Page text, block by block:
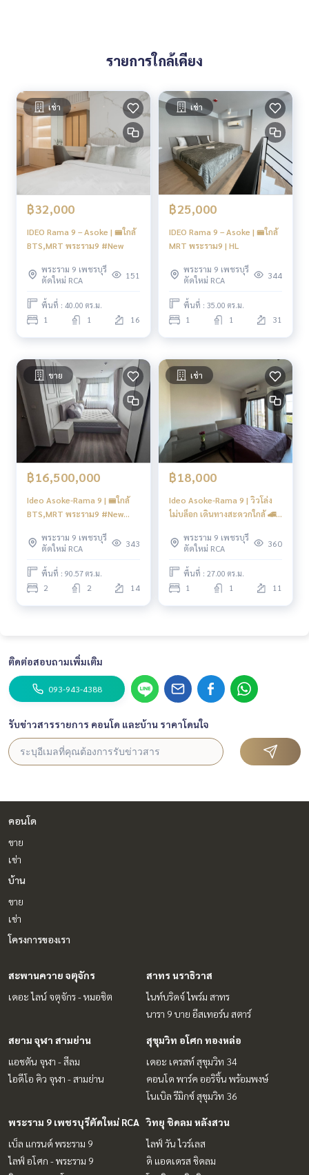
Residential
Garden
ชั้น 9-34
Residential
ชั้น 35-36
Swimming Pool ระบบเกลือ ความยาว 40 เมตร
Social Club (Co-Working Space, Boxing Area)
Amphitheater
Co-Living Area
ชั้นดาดฟ้า
Roof Garden
----------------------------------------
You can inbox or dm to ask more information, It’s my pleas
ure to give.
Tel :093-943-4388
LINE ID : @BPP2019
#เช่าคอนโดIDEO
#คอนโดให้เช่าRama9
#คอนโดใกล้รถไฟฟ้า
#คอนโดอโศก
#คอนโดให้เช่าอโศก
#เช่าคอนโดIdeoRama9
#คอนโดใกล้BTS
#เช่าคอนโดใกล้สถานีRama9
#IDEOforRent
#CondoNearMRT
#RentCondoAsoke
#RentCondoInBangkok
รายการใกล้เคียง
เช่า
฿32,000
IDEO Rama 9 – Asoke | 🚝ใกล้
BTS,MRT พระราม9 #New
พระราม 9 เพชรบุรี
ตัดใหม่ RCA
151
พื้นที่ : 40.00 ตร.ม.
1 1 16
เช่า
฿25,000
IDEO Rama 9 – Asoke | 🚝ใกล้
MRT พระราม9 | HL
พระราม 9 เพชรบุรี
ตัดใหม่ RCA
344
พื้นที่ : 35.00 ตร.ม.
1 1 31
ขาย
฿16,500,000
Ideo Asoke-Rama 9 | 🚝ใกล้
BTS,MRT พระราม9 #New
พระราม 9 เพชรบุรี
ตัดใหม่ RCA
343
พื้นที่ : 90.57 ตร.ม.
2 2 14
เช่า
฿18,000
Ideo Asoke-Rama 9 | วิวโล่ง
ไม่บล็อก เดินทางสะดวกใกล้ 🚄
พระราม 9 เพชรบุรี
ตัดใหม่ RCA
360
พื้นที่ : 27.00 ตร.ม.
1 1 11
ติดต่อสอบถามเพิ่มเติม
093-943-4388
รับข่าวสารรายการ คอนโด และบ้าน ราคาโดนใจ
คอนโด
ขาย
เช่า
บ้าน
ขาย
เช่า
โครงการของเรา
สะพานควาย จตุจักร
เดอะ ไลน์ จตุจักร - หมอชิต
สาทร นราธิวาส
ไนท์บริดจ์ ไพร์ม สาทร
นารา 9 บาย อีสเทอร์น สตาร์
สยาม จุฬา สามย่าน
แอชตัน จุฬา - สีลม
ไอดีโอ คิว จุฬา - สามย่าน
สุขุมวิท อโศก ทองหล่อ
เดอะ เครสท์ สุขุมวิท 34
คอนโด พาร์ค ออริจิ้น พร้อมพงษ์
โนเบิล รีมิกซ์ สุขุมวิท 36
พระราม 9 เพชรบุรีตัดใหม่ RCA
เบ็ล แกรนด์ พระราม 9
ไลฟ์ อโศก - พระราม 9
วิทยุ ชิดลม หลังสวน
ไลฟ์ วัน ไวร์เลส
ดิ แอดเดรส ชิดลม